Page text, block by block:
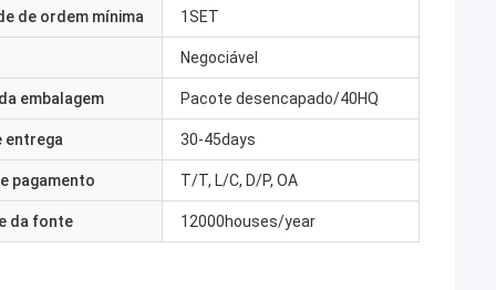
de ordem mínima 1SET
Negociável
embalagem Pacote desencapado/40HQ
entrega 30-45days
pagamento T/T, L/C, D/P, OA
da fonte 12000houses/year